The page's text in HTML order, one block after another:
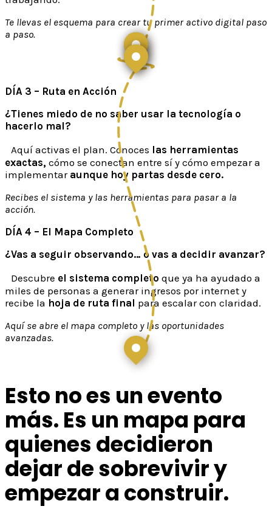
Te llevas el esquema para crear tu primer activo digital paso
a paso.
DÍA 3 – Ruta en Acción
¿Tienes miedo de no saber usar la tecnología o
hacerlo mal?
Aquí activas el plan. Conoces las herramientas
exactas, cómo se conectan entre sí y cómo empezar a
implementar aunque hoy partas desde cero.
Recibes el sistema y las herramientas para pasar a la
acción.
DÍA 4 – El Mapa Completo
¿Vas a seguir observando… o vas a decidir avanzar?
Descubre el sistema completo que ya ha ayudado a
miles de personas a generar ingresos por internet y
recibe la hoja de ruta final para escalar con claridad.
Aquí se abre el mapa completo y las oportunidades
avanzadas.
Esto no es un evento
más. Es un mapa para
quienes decidieron
dejar de sobrevivir y
empezar a construir.